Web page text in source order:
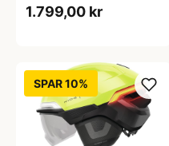
1.799,00 kr
SPAR 10%